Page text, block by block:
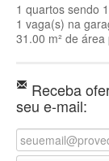
1 quartos sendo
1 vaga(s) na
31.00 m² de área
Receba
seu e-mail: